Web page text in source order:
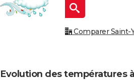
Comparer Saint-
Evolution des températures